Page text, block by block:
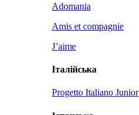
Adomania
Amis et compagnie
J’aime
Італійська
Progetto Italiano Junior